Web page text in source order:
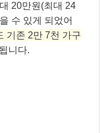
20만원(최대 24
수 있게 되었어
기존 2만 7천 가구
됩니다.